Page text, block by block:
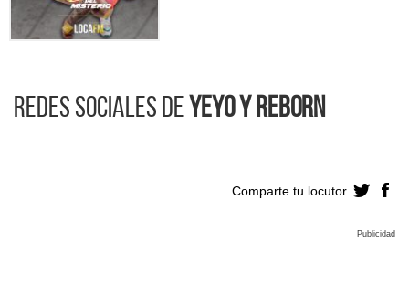
Redes sociales de Yeyo y Reborn
Comparte tu locutor
Publicidad